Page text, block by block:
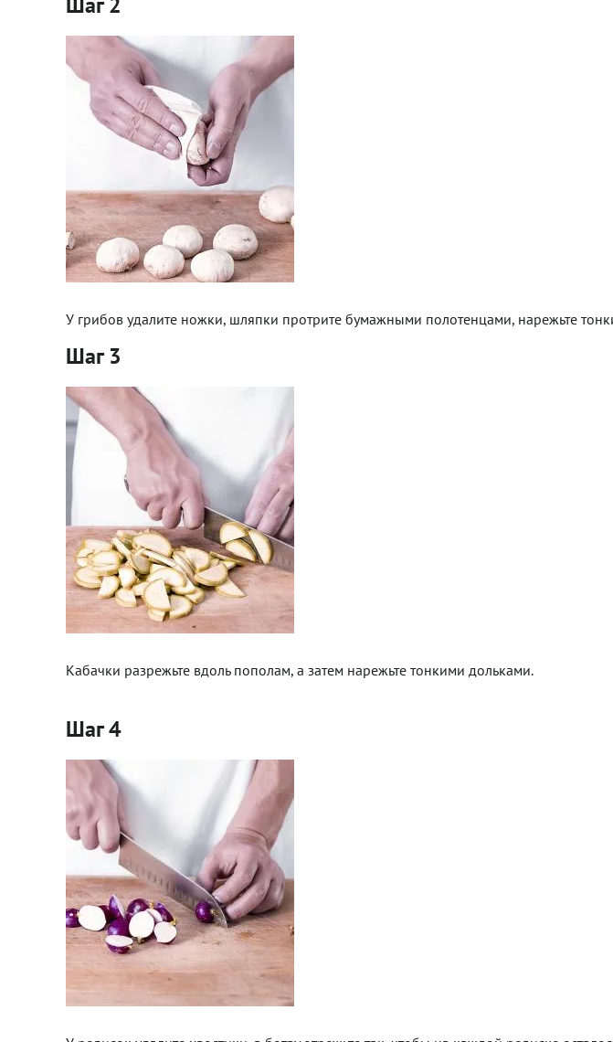
У грибов удалите ножки, шляпки протрите ­бумажными полотенцами, нарежьте
Шаг 3
Кабачки разрежьте вдоль пополам, а затем нарежьте тонкими дольками.
Шаг 4